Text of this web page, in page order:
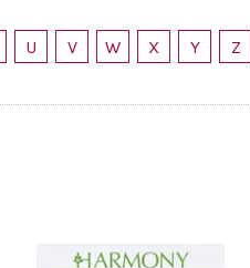
U V W X Y Z